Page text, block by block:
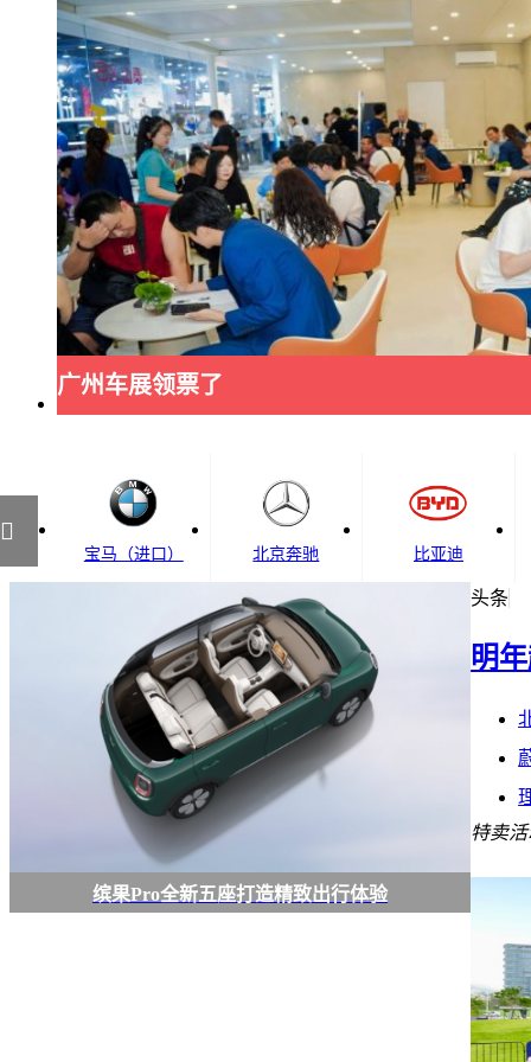
广州车展领票了

宝马（进口） 北京奔驰 比亚迪
缤果Pro全新五座打造精致出行体验
头条
明
特卖